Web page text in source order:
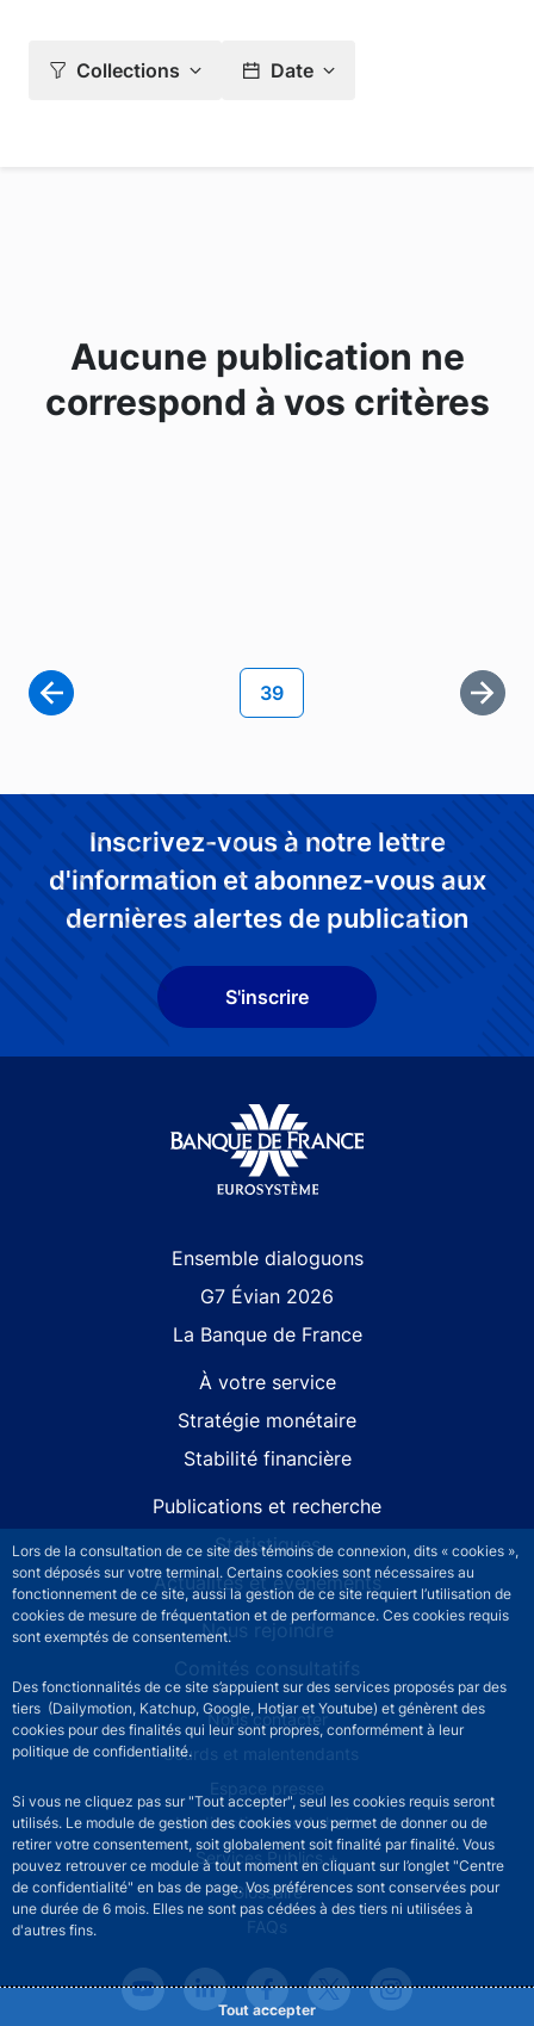
Lors de la consultation de ce site des témoins de connexion, dits « cookies »,
sont déposés sur votre terminal. Certains cookies sont nécessaires au
fonctionnement de ce site, aussi la gestion de ce site requiert l’utilisation de
cookies de mesure de fréquentation et de performance. Ces cookies requis
sont exemptés de consentement.
Des fonctionnalités de ce site s’appuient sur des services proposés par des
tiers (Dailymotion, Katchup, Google, Hotjar et Youtube) et génèrent des
cookies pour des finalités qui leur sont propres, conformément à leur
politique de confidentialité.
Si vous ne cliquez pas sur "Tout accepter", seul les cookies requis seront
utilisés. Le module de gestion des cookies vous permet de donner ou de
retirer votre consentement, soit globalement soit finalité par finalité. Vous
pouvez retrouver ce module à tout moment en cliquant sur l’onglet "Centre
de confidentialité" en bas de page. Vos préférences sont conservées pour
une durée de 6 mois. Elles ne sont pas cédées à des tiers ni utilisées à
d'autres fins.
Tout accepter
Collections Date
Aucune publication ne
correspond à vos critères
Page courante
39
Inscrivez-vous à notre lettre
d'information et abonnez-vous aux
dernières alertes de publication
S'inscrire
Ensemble dialoguons
G7 Évian 2026
La Banque de France
À votre service
Stratégie monétaire
Stabilité financière
Publications et recherche
Statistiques
Actualités et événements
Nous rejoindre
Comités consultatifs
Footer secondary menuNous contacter
Sourds et malentendants
Espace presse
La direction des Achats
Services Publics +
Glossaire
FAQs